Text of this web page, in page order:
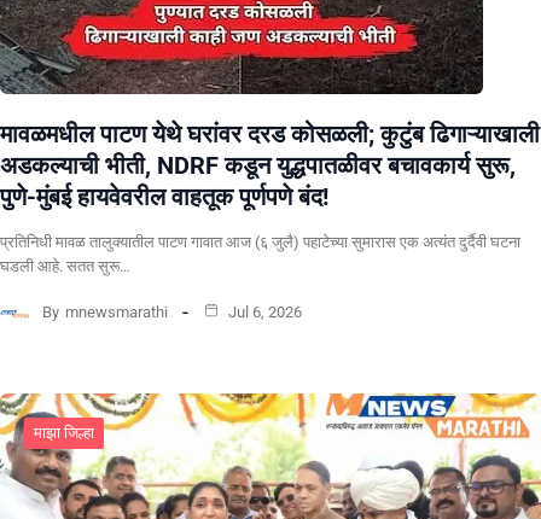
मावळमधील पाटण येथे घरांवर दरड कोसळली; कुटुंब ढिगाऱ्याखाली
अडकल्याची भीती, NDRF कडून युद्धपातळीवर बचावकार्य सुरू,
पुणे-मुंबई हायवेवरील वाहतूक पूर्णपणे बंद!
​प्रतिनिधी मावळ तालुक्यातील पाटण गावात आज (६ जुलै) पहाटेच्या सुमारास एक अत्यंत दुर्दैवी घटना
घडली आहे. सतत सुरू…
By mnewsmarathi Jul 6, 2026
माझा जिल्हा